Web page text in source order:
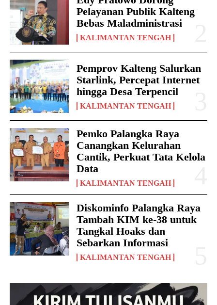
Pelayanan Publik Kalteng
Bebas Maladministrasi
KALIMANTAN TENGAH
Pemprov Kalteng Salurkan
Starlink, Percepat Internet
hingga Desa Terpencil
KALIMANTAN TENGAH
Pemko Palangka Raya
Canangkan Kelurahan
Cantik, Perkuat Tata Kelola
Data
KALIMANTAN TENGAH
Diskominfo Palangka Raya
Tambah KIM ke-38 untuk
Tangkal Hoaks dan
Sebarkan Informasi
KALIMANTAN TENGAH